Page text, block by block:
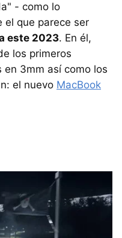
- como lo
el que parece ser
este 2023. En él,
los primeros
3mm así como los
el nuevo MacBook